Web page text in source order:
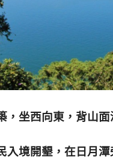
，坐西向東，背山
入境開墾，在日月